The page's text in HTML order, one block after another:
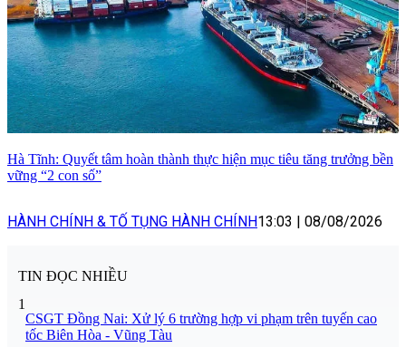
Hà Tĩnh: Quyết tâm hoàn thành thực hiện mục tiêu tăng trưởng bền
vững “2 con số”
HÀNH CHÍNH & TỐ TỤNG HÀNH CHÍNH13:03 | 08/08/2026
TIN ĐỌC NHIỀU
1
CSGT Đồng Nai: Xử lý 6 trường hợp vi phạm trên tuyến cao
tốc Biên Hòa - Vũng Tàu